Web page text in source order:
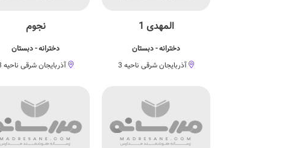
المهدی 1
دخترانه - دبستان
آذربایجان شرقی ناحیه 3
نجوم
دخترانه - دبستان
آذربایجان شرقی ناحیه 3